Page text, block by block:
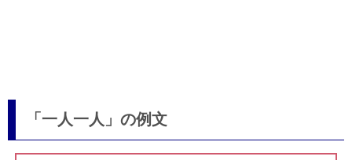
「一人一人」の例文